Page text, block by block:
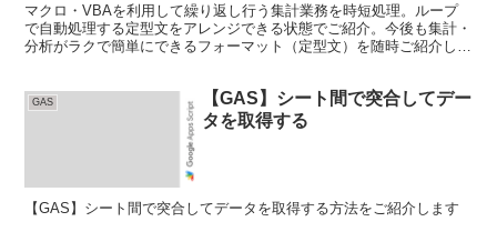
マクロ・VBAを利用して繰り返し行う集計業務を時短処理。ループ
で自動処理する定型文をアレンジできる状態でご紹介。今後も集計・
分析がラクで簡単にできるフォーマット（定型文）を随時ご紹介して
GAS
【GAS】シート間で突合してデー
タを取得する
【GAS】シート間で突合してデータを取得する方法をご紹介します